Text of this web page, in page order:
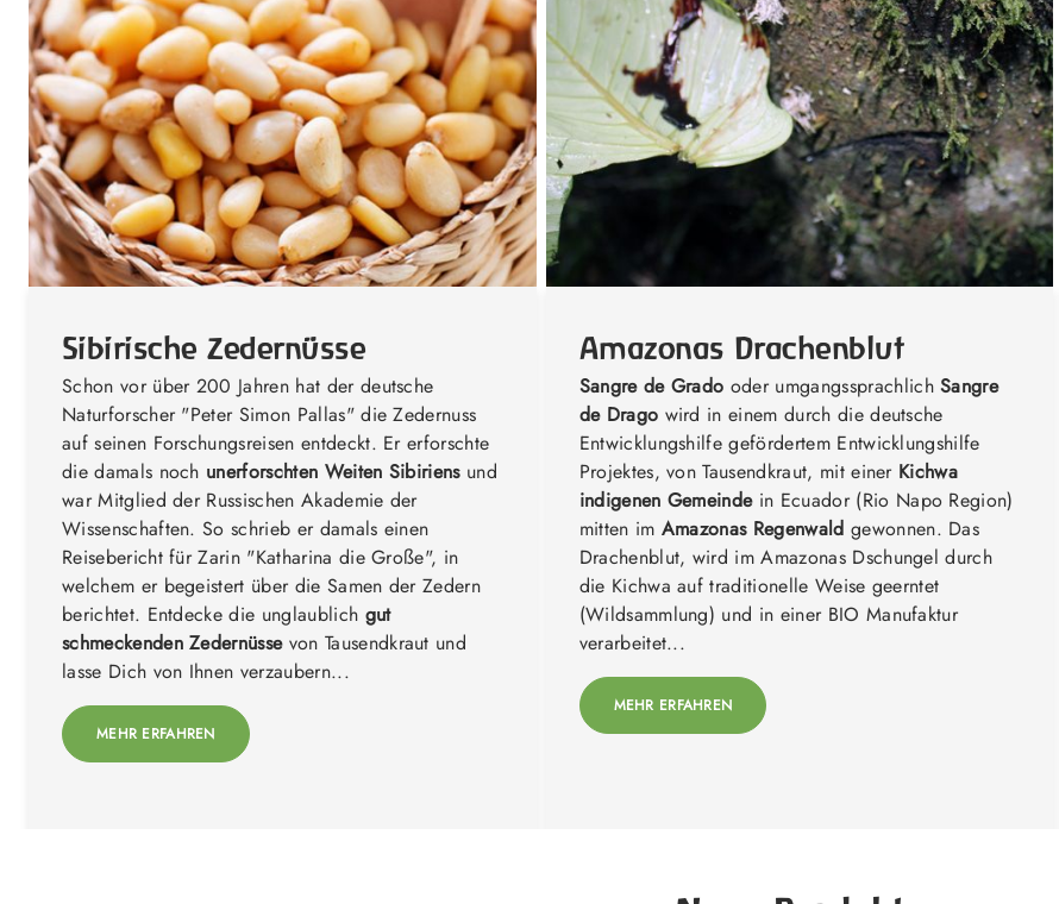
Sibirische Zedernüsse
Schon vor über 200 Jahren hat der deutsche
Naturforscher "Peter Simon Pallas" die Zedernuss
auf seinen Forschungsreisen entdeckt. Er erforschte
die damals noch unerforschten Weiten Sibiriensund
war Mitglied der Russischen Akademie der
Wissenschaften. So schrieb er damals einen
Reisebericht für Zarin "Katharina die Große", in
welchem er begeistert über die Samen der Zedern
berichtet. Entdecke die unglaublich gut
schmeckenden Zedernüssevon Tausendkraut und
lasse Dich von Ihnen verzaubern...
MEHR ERFAHREN
Amazonas Drachenblut
Sangre de Grado oder umgangssprachlichSangre
de Drago wird in einem durch die deutsche
Entwicklungshilfe gefördertem Entwicklungshilfe
Projektes, von Tausendkraut, mit einer Kichwa
indigenen Gemeindein Ecuador (Rio Napo Region)
mitten im Amazonas Regenwald gewonnen. Das
Drachenblut, wird im Amazonas Dschungel durch
die Kichwa auf traditionelle Weise geerntet
(Wildsammlung) und in einer BIO Manufaktur
verarbeitet...
MEHR ERFAHREN